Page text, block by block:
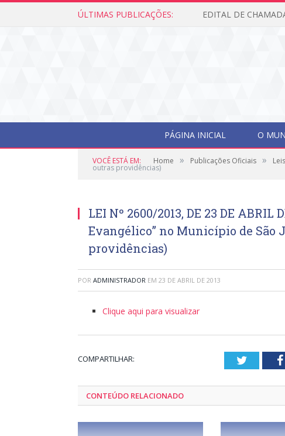
ÚLTIMAS PUBLICAÇÕES:
PÁGINA INICIAL O
VOCÊ ESTÁ EM: Home » Publicações Oficiais » Leis
outras providências)
LEI Nº 2600/2013, DE 23 DE ABRIL
Evangélico” no Município de São
providências)
POR ADMINISTRADOR EM 23 DE ABRIL DE 2013
Clique aqui para visualizar
COMPARTILHAR: Twitter
CONTEÚDO RELACIONADO